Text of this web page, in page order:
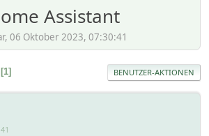
Assistant
06 Oktober 2023, 07:30:41
1 BENUTZER-AKTIONEN